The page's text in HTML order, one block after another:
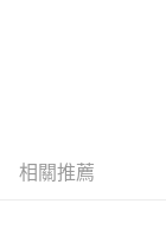
相關推薦